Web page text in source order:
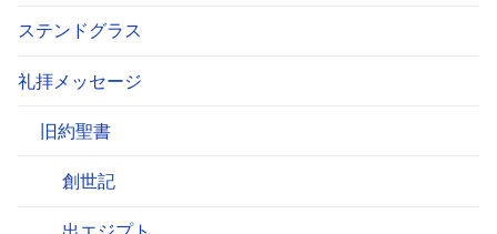
ステンドグラス
礼拝メッセージ
旧約聖書
創世記